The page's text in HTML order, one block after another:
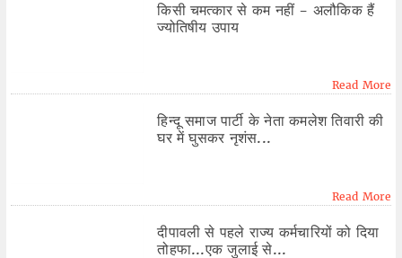
किसी चमत्कार से कम नहीं - अलौकिक हैं
ज्योतिषीय उपाय
Read More
हिन्दू समाज पार्टी के नेता कमलेश तिवारी की
घर में घुसकर नृशंस...
Read More
दीपावली से पहले राज्य कर्मचारियों को दिया
तोहफा...एक जुलाई से...